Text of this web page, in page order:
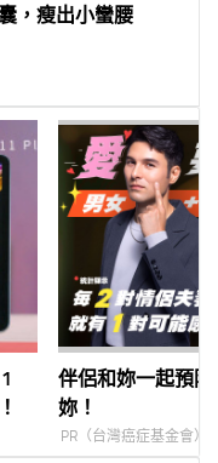
，瘦出小蠻腰
伴侶和妳一起預
妳！
PR（台灣癌症基金會）